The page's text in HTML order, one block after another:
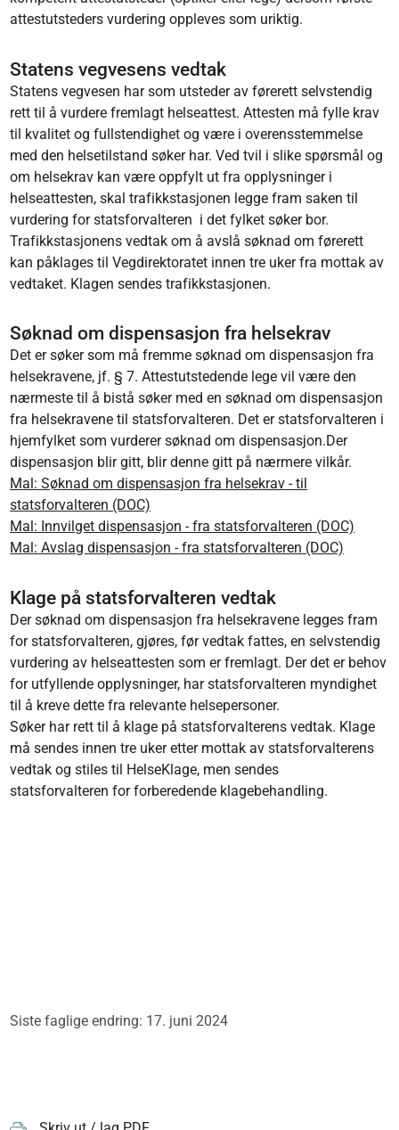
attestutsteders vurdering oppleves som uriktig.
Statens vegvesens vedtak
Statens vegvesen har som utsteder av førerett selvstendig
rett til å vurdere fremlagt helseattest. Attesten må fylle krav
til kvalitet og fullstendighet og være i overensstemmelse
med den helsetilstand søker har. Ved tvil i slike spørsmål og
om helsekrav kan være oppfylt ut fra opplysninger i
helseattesten, skal trafikkstasjonen legge fram saken til
vurdering for statsforvalteren i det fylket søker bor.
Trafikkstasjonens vedtak om å avslå søknad om førerett
kan påklages til Vegdirektoratet innen tre uker fra mottak av
vedtaket. Klagen sendes trafikkstasjonen.
Søknad om dispensasjon fra helsekrav
Det er søker som må fremme søknad om dispensasjon fra
helsekravene, jf. § 7. Attestutstedende lege vil være den
nærmeste til å bistå søker med en søknad om dispensasjon
fra helsekravene til statsforvalteren. Det er statsforvalteren i
hjemfylket som vurderer søknad om dispensasjon.Der
dispensasjon blir gitt, blir denne gitt på nærmere vilkår.
Mal: Søknad om dispensasjon fra helsekrav - til
statsforvalteren (DOC)
Mal: Innvilget dispensasjon - fra statsforvalteren (DOC)
Mal: Avslag dispensasjon - fra statsforvalteren (DOC)
Klage på statsforvalteren vedtak
Der søknad om dispensasjon fra helsekravene legges fram
for statsforvalteren, gjøres, før vedtak fattes, en selvstendig
vurdering av helseattesten som er fremlagt. Der det er behov
for utfyllende opplysninger, har statsforvalteren myndighet
til å kreve dette fra relevante helsepersoner.
Søker har rett til å klage på statsforvalterens vedtak. Klage
må sendes innen tre uker etter mottak av statsforvalterens
vedtak og stiles til HelseKlage, men sendes
statsforvalteren for forberedende klagebehandling.
Siste faglige endring: 17. juni 2024